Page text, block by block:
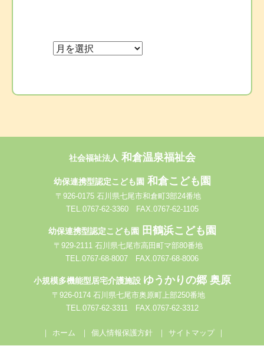
ゲ
ー
ン
社会福祉法人 和倉温泉福祉会
幼保連携型認定こども園和倉こども園
〒926-0175 石川県七尾市和倉町3部24番地
TEL.0767-62-3360 FAX.0767-62-1105
幼保連携型認定こども園田鶴浜こども園
〒929-2111 石川県七尾市高田町マ部80番地
TEL.0767-68-8007 FAX.0767-68-8006
小規模多機能型居宅介護施設 ゆうかりの郷 奥原
〒926-0174 石川県七尾市奥原町上部250番地
TEL.0767-62-3311 FAX.0767-62-3312
ホーム 個人情報保護方針 サイトマップ